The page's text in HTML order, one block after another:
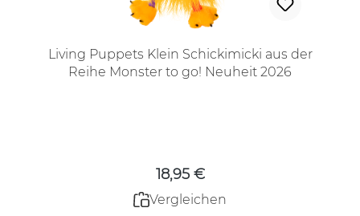
Living Puppets Klein Schickimicki aus der
Reihe Monster to go! Neuheit 2026
18,95 €
Vergleichen